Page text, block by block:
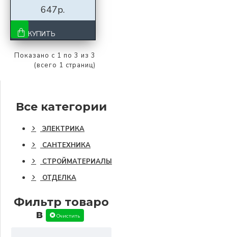
647р.
КУПИТЬ
Показано с 1 по 3 из 3
(всего 1 страниц)
Все категории
ЭЛЕКТРИКА
САНТЕХНИКА
СТРОЙМАТЕРИАЛЫ
ОТДЕЛКА
Фильтр товаро
в
Очистить